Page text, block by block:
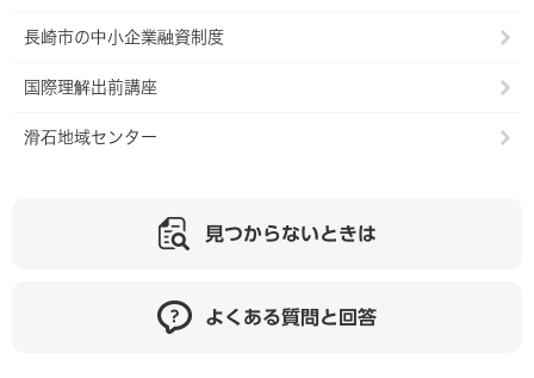
長崎市の中小企業融資制度
国際理解出前講座
滑石地域センター
見つからないときは
よくある質問と回答